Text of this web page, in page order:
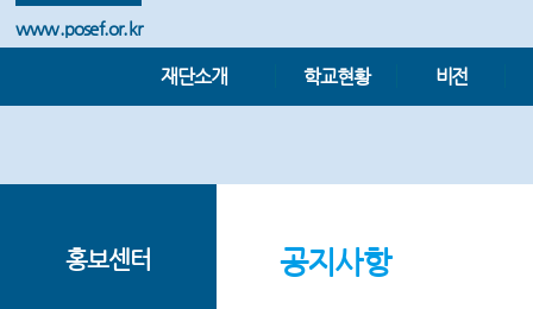
www.posef.or.kr
재단소개 학교현황 비전
홍보센터 공지사항